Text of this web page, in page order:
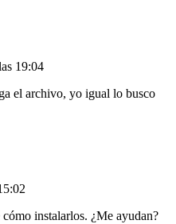
19:04
el archivo, yo igual lo busco
instalarlos. ¿Me ayudan?